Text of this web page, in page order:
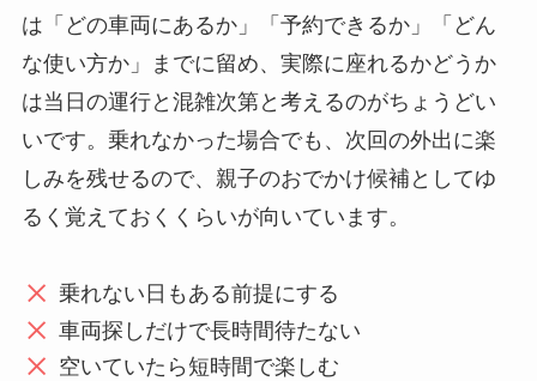
は「どの車両にあるか」「予約できるか」「どん
な使い方か」までに留め、実際に座れるかどうか
は当日の運行と混雑次第と考えるのがちょうどい
いです。乗れなかった場合でも、次回の外出に楽
しみを残せるので、親子のおでかけ候補としてゆ
るく覚えておくくらいが向いています。
乗れない日もある前提にする
車両探しだけで長時間待たない
空いていたら短時間で楽しむ